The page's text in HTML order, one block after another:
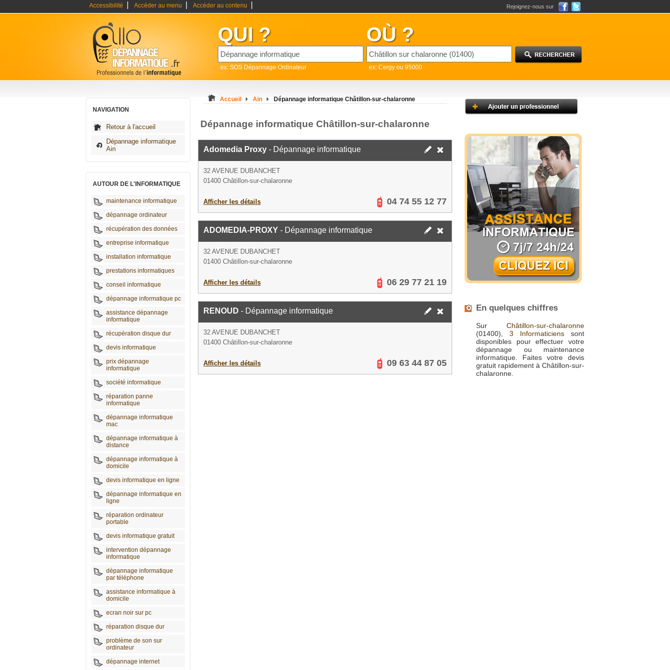
Accessibilité Accéder au menu Accéder au contenu Rejoignez-nous sur
QUI ?
ex: SOS Dépannage Ordinateur
OÙ ?
ex: Cergy ou 95000
NAVIGATION
Retour à l'accueil
Dépannage informatique
Ain
AUTOUR DE L'INFORMATIQUE
maintenance informatique
dépannage ordinateur
récupération des données
entreprise informatique
installation informatique
prestations informatiques
conseil informatique
dépannage informatique pc
assistance dépannage
informatique
récupération disque dur
devis informatique
prix dépannage
informatique
société informatique
réparation panne
informatique
dépannage informatique
mac
dépannage informatique à
distance
dépannage informatique à
domicile
devis informatique en ligne
dépannage informatique en
ligne
réparation ordinateur
portable
devis informatique gratuit
intervention dépannage
informatique
dépannage informatique
par téléphone
assistance informatique à
domicile
ecran noir sur pc
réparation disque dur
problème de son sur
ordinateur
dépannage internet
Accueil Ain Dépannage informatique Châtillon-sur-chalaronne
Dépannage informatique Châtillon-sur-chalaronne
Adomedia Proxy - Dépannage informatique
32 AVENUE DUBANCHET
01400 Châtillon-sur-chalaronne
Afficher les détails 04 74 55 12 77
ADOMEDIA-PROXY - Dépannage informatique
32 AVENUE DUBANCHET
01400 Châtillon-sur-chalaronne
Afficher les détails 06 29 77 21 19
RENOUD - Dépannage informatique
32 AVENUE DUBANCHET
01400 Châtillon-sur-chalaronne
Afficher les détails 09 63 44 87 05
En quelques chiffres
Sur Châtillon-sur-chalaronne
(01400), 3 Informaticiens sont
disponibles pour effectuer votre
dépannage ou maintenance
informatique. Faites votre devis
gratuit rapidement à Châtillon-sur-
chalaronne.